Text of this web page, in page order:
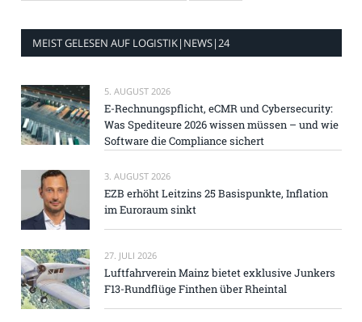
MEIST GELESEN AUF LOGISTIK|NEWS|24
5. AUGUST 2026
E-Rechnungspflicht, eCMR und Cybersecurity:
Was Spediteure 2026 wissen müssen – und wie
Software die Compliance sichert
3. AUGUST 2026
EZB erhöht Leitzins 25 Basispunkte, Inflation
im Euroraum sinkt
27. JULI 2026
Luftfahrverein Mainz bietet exklusive Junkers
F13-Rundflüge Finthen über Rheintal